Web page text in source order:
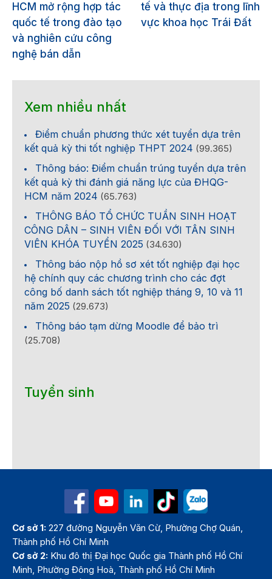
HCM mở rộng hợp tác
quốc tế trong đào tạo
và nghiên cứu công
nghệ bán dẫn
tế và thực địa trong lĩnh
vực khoa học Trái Đất
Xem nhiều nhất
Điểm chuẩn phương thức xét tuyển dựa trên
kết quả kỳ thi tốt nghiệp THPT 2024 (99.365)
Thông báo: Điểm chuẩn trúng tuyển dựa trên
kết quả kỳ thi đánh giá năng lực của ĐHQG-
HCM năm 2024 (65.763)
THÔNG BÁO TỔ CHỨC TUẦN SINH HOẠT
CÔNG DÂN – SINH VIÊN ĐỐI VỚI TÂN SINH
VIÊN KHÓA TUYỂN 2025 (34.630)
Thông báo nộp hồ sơ xét tốt nghiệp đại học
hệ chính quy các chương trình cho các đợt
công bố danh sách tốt nghiệp tháng 9, 10 và 11
năm 2025 (29.673)
Thông báo tạm dừng Moodle để bảo trì
(25.708)
Tuyển sinh
Cơ sở 1: 227 đường Nguyễn Văn Cừ, Phường Chợ Quán,
Thành phố Hồ Chí Minh
Cơ sở 2: Khu đô thị Đại học Quốc gia Thành phố Hồ Chí
Minh, Phường Đông Hoà, Thành phố Hồ Chí Minh